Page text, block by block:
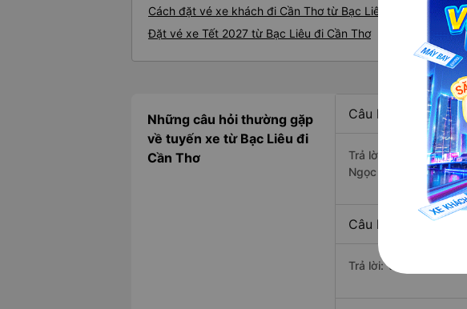
Cách đặt vé xe khách đi Cần Thơ từ Bạc Liêu nhanh và uy
Đặt vé xe Tết 2027 từ Bạc Liêu đi Cần Thơ
Những câu hỏi thường gặp
về tuyến xe từ Bạc Liêu đi
Cần Thơ
Câu hỏi: Nhà xe
Trả lời: Xe đi Cần
Ngọc Ánh (Sài Gòn).
Câu hỏi: Xe nào đi
Trả lời: Vé xe rẻ nhất